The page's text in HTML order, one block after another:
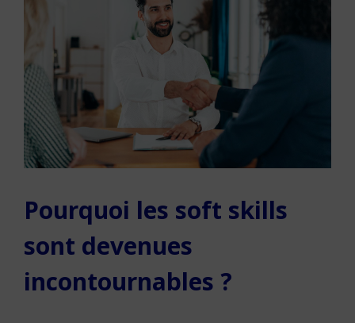
Pourquoi les soft skills
sont devenues
incontournables ?